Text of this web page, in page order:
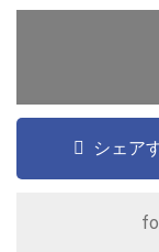
シェア